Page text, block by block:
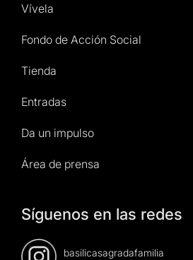
Vívela
Fondo de Acción Social
Tienda
Entradas
Da un impulso
Área de prensa
Síguenos en las redes
basilicasagradafamilia